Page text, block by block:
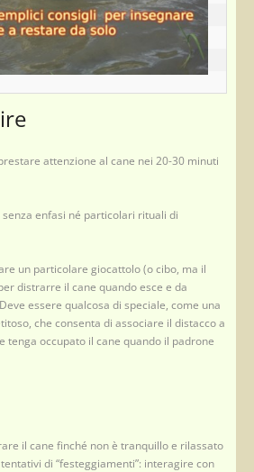
attenzione al cane nei 20-30 minuti
enfasi né particolari rituali di
un particolare giocattolo (o cibo, ma il
distrarre il cane quando esce e da
essere qualcosa di speciale, come una
che consenta di associare il distacco a
tenga occupato il cane quando il padrone
il cane finché non è tranquillo e rilassato
di “festeggiamenti”: interagire con